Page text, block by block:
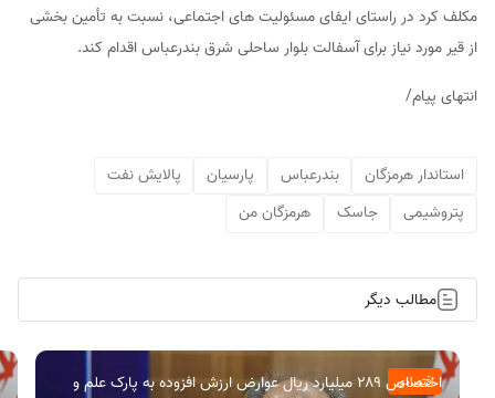
مکلف کرد در راستای ایفای مسئولیت های اجتماعی، نسبت به تأمین بخشی
از قیر مورد نیاز برای آسفالت بلوار ساحلی شرق بندرعباس اقدام کند.
انتهای پیام/
استاندار هرمزگان بندرعباس پارسیان
پالایش نفت
پتروشیمی
جاسک هرمزگان من
مطالب دیگر
اقتصادی
اختصاص ۲۸۹ میلیارد ریال عوارض ارزش افزوده به پارک علم و